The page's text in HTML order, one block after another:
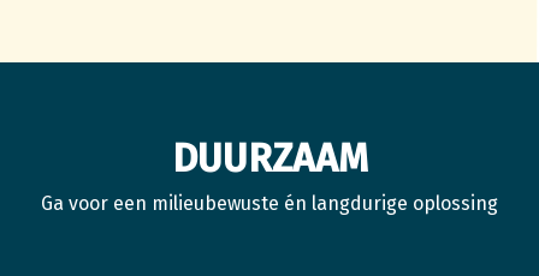
DUURZAAM
Ga voor een milieubewuste én langdurige oplossing